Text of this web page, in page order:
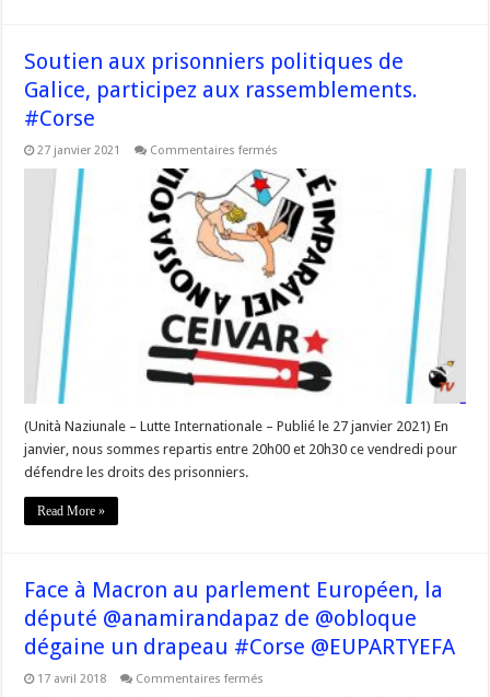
Soutien aux prisonniers politiques de
Galice, participez aux rassemblements.
#Corse
27 janvier 2021 Commentaires fermés
aux
prisonniers
politiques
de
Galice,
participez
aux
rassemblements.
#Corse
(Unità Naziunale – Lutte Internationale – Publié le 27 janvier 2021) En
janvier, nous sommes repartis entre 20h00 et 20h30 ce vendredi pour
défendre les droits des prisonniers.
Read More »
Face à Macron au parlement Européen, la
député @anamirandapaz de @obloque
dégaine un drapeau #Corse @EUPARTYEFA
17 avril 2018 Commentaires fermés